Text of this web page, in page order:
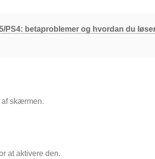
PS4: betaproblemer og hvordan du
af skærmen.
at aktivere den.